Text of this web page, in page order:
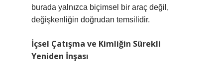
burada yalnızca biçimsel bir araç değil,
değişkenliğin doğrudan temsilidir.
İçsel Çatışma ve Kimliğin Sürekli
Yeniden İnşası